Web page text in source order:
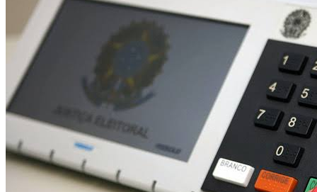
muita animação
Mucurici divulga programação oficial do São